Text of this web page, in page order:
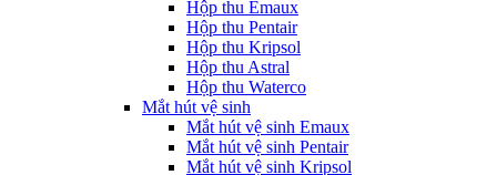
Hộp thu Emaux
Hộp thu Pentair
Hộp thu Kripsol
Hộp thu Astral
Hộp thu Waterco
Mắt hút vệ sinh
Mắt hút vệ sinh Emaux
Mắt hút vệ sinh Pentair
Mắt hút vệ sinh Kripsol